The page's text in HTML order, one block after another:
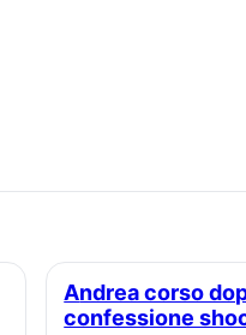
Andrea corso dopo l’incidente: la
confessione